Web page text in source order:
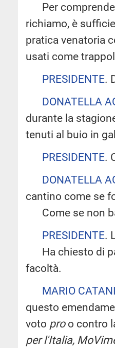
Per
richiamo, è
pratica venatoria
usati come
PRESIDENTE.
DONATELLA
durante la
tenuti al buio in
PRESIDENTE.
DONATELLA
cantino come se
Come se non
PRESIDENTE.
Ha chiesto di
facoltà.
MARIO
questo
voto proo contro
per l'Italia,